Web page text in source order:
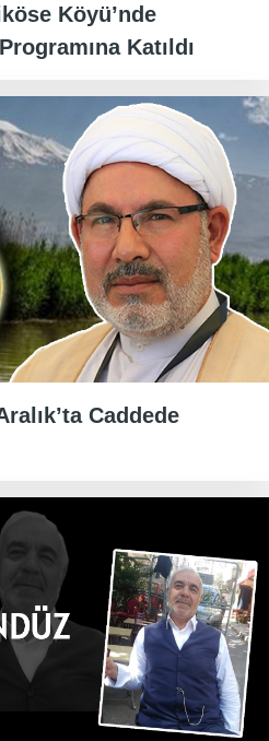
Köyü’nde
Katıldı
Caddede